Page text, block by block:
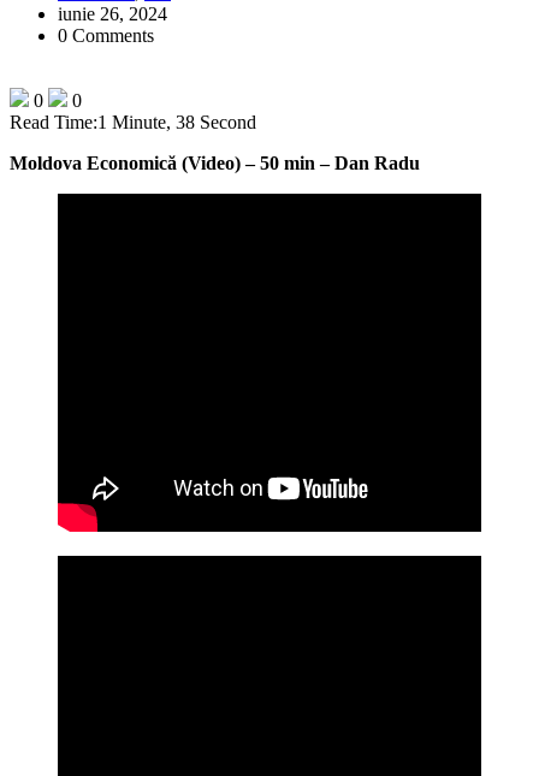
iunie 26, 2024
0 Comments
0
0
Read Time:1 Minute, 38 Second
Moldova Economică (Video) – 50 min – Dan Radu